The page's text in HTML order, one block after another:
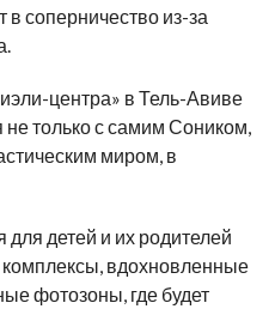
в соперничество из-за
центра» в Тель-Авиве
только с самим Соником,
миром, в
детей и их родителей
вдохновленные
фотозоны, где будет